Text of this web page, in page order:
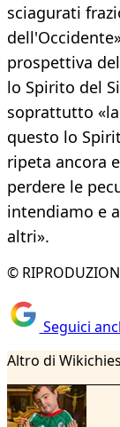
sciagurati
prospettiva
lo Spirito del
soprattutto
questo lo
ripeta ancora
perdere le
intendiamo e
altri».
©
Seguici
Altro di